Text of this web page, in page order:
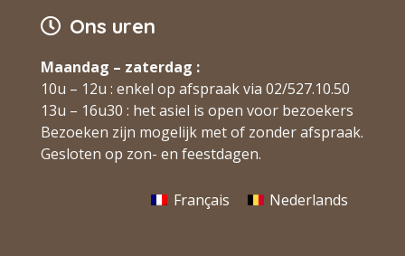
Ons uren
Maandag – zaterdag :
10u – 12u : enkel op afspraak via 02/527.10.50
13u – 16u30 : het asiel is open voor bezoekers
Bezoeken zijn mogelijk met of zonder afspraak.
Gesloten op zon- en feestdagen.
Français Nederlands